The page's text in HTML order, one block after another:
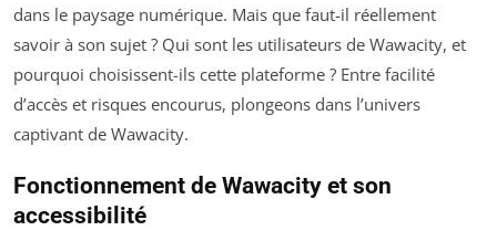
dans le paysage numérique. Mais que faut-il réellement
savoir à son sujet ? Qui sont les utilisateurs de Wawacity, et
pourquoi choisissent-ils cette plateforme ? Entre facilité
d’accès et risques encourus, plongeons dans l’univers
captivant de Wawacity.
Fonctionnement de Wawacity et son
accessibilité